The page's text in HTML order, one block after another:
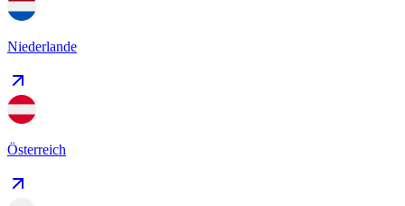
Niederlande
Österreich